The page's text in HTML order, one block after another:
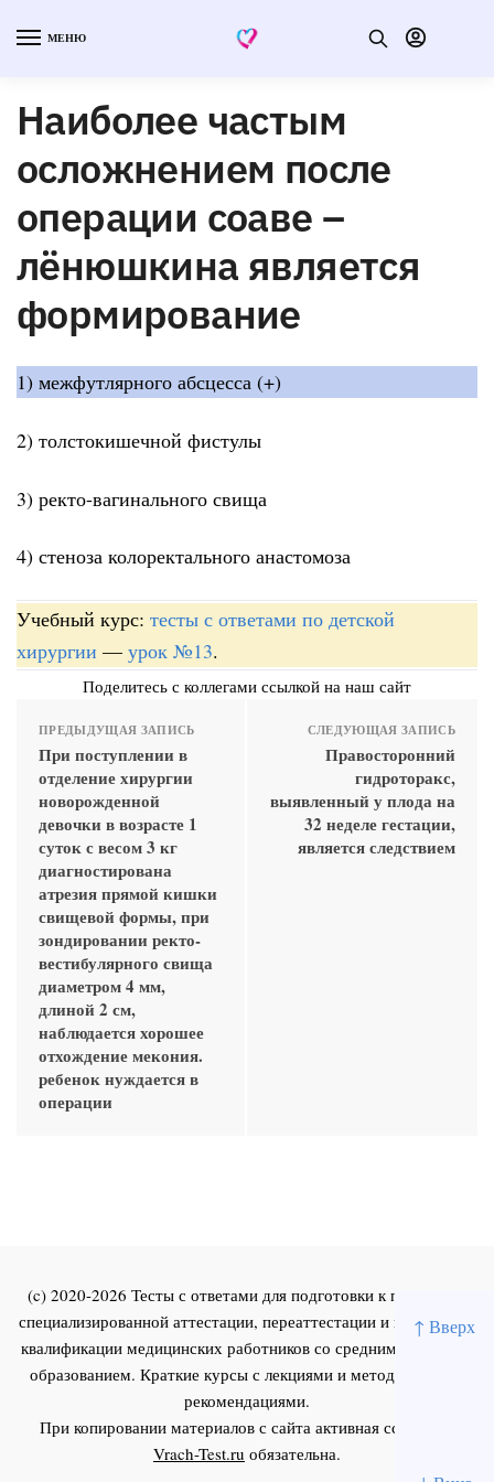
↑ Вверх
МЕНЮ
Наиболее частым
осложнением после
операции соаве –
лёнюшкина является
формирование
1) межфутлярного абсцесса (+)
2) толстокишечной фистулы
3) ректо-вагинального свища
4) стеноза колоректального анастомоза
Учебный курс: тесты с ответами по детской
хирургии — урок №13.
Поделитесь с коллегами ссылкой на наш сайт
ПРЕДЫДУЩАЯ ЗАПИСЬ
При поступлении в
отделение хирургии
новорожденной
девочки в возрасте 1
суток с весом 3 кг
диагностирована
атрезия прямой кишки
свищевой формы, при
зондировании ректо-
вестибулярного свища
диаметром 4 мм,
длиной 2 см,
наблюдается хорошее
отхождение мекония.
ребенок нуждается в
операции
СЛЕДУЮЩАЯ ЗАПИСЬ
Правосторонний
гидроторакс,
выявленный у плода на
32 неделе гестации,
является следствием
(c) 2020-2026 Тесты с ответами для подготовки к первичной
специализированной аттестации, переаттестации и повышения
квалификации медицинских работников со средним и высшим
образованием. Краткие курсы с лекциями и методическими
рекомендациями.
При копировании материалов с сайта активная ссылка на
Vrach-Test.ru обязательна.